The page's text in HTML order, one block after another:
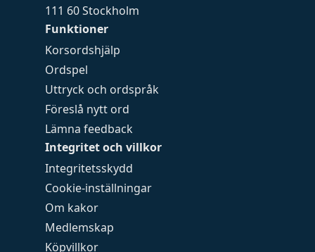
Funktioner
Korsordshjälp
Ordspel
Uttryck och ordspråk
Föreslå nytt ord
Lämna feedback
Integritet och villkor
Integritetsskydd
Cookie-inställningar
Om kakor
Medlemskap
Köpvillkor
111 60 Stockholm